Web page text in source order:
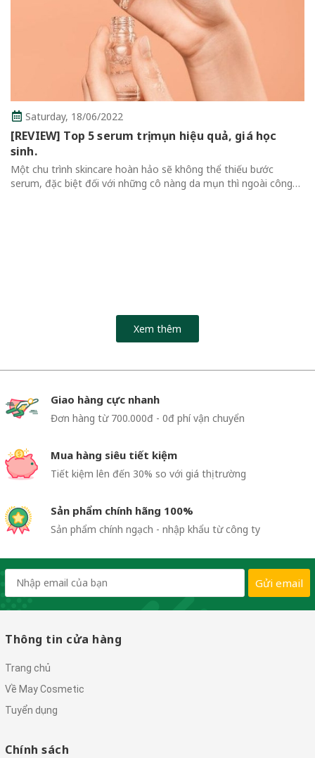
2022
serum trị mụn hiệu quả, giá học
hoàn hảo sẽ không thể thiếu bước
với những cô nàng da mụn thì ngoài công
Review Top 7
Không Thể Bỏ
Xem thêm
Giao hàng cực nhanh
Đơn hàng từ 700.000đ - 0đ phí vận chuyển
Mua hàng siêu tiết kiệm
Tiết kiệm lên đến 30% so với giá thị trường
Sản phẩm chính hãng 100%
Sản phẩm chính ngạch - nhập khẩu từ công ty
Gửi email
Thông tin cửa hàng
Trang chủ
Về May Cosmetic
Tuyển dụng
Chính sách